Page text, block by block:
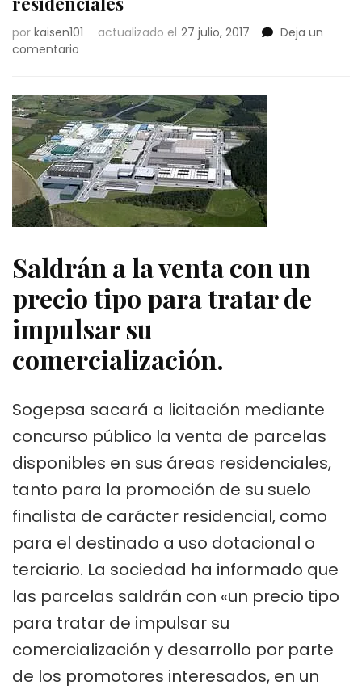
por kaisen101 actualizado el 27 julio, 2017
Deja un
comentario
a
concurso
la
venta
de
parcelas
disponibles
en
residenciales
Saldrán a la venta con un
precio tipo para tratar de
impulsar su
comercialización.
Sogepsa sacará a licitación mediante
concurso público la venta de parcelas
disponibles en sus áreas residenciales,
tanto para la promoción de su suelo
finalista de carácter residencial, como
para el destinado a uso dotacional o
terciario. La sociedad ha informado que
las parcelas saldrán con «un precio tipo
para tratar de impulsar su
comercialización y desarrollo por parte
de los promotores interesados, en un